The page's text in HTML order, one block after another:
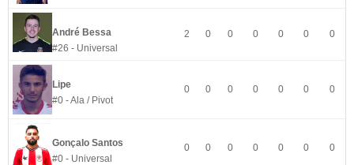
André Bessa
#26 - Universal
2 0 0 0 0 0 0
Lipe
#0 - Ala / Pivot
0 0 0 0 0 0 0
Gonçalo Santos
#0 - Universal
0 0 0 0 0 0 0